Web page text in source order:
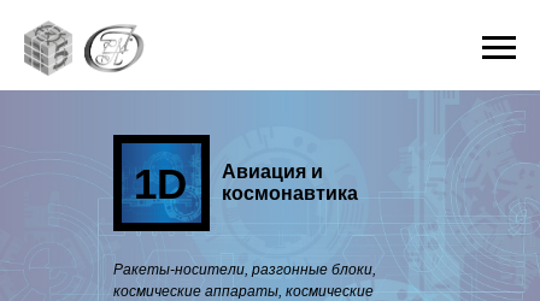
1D
Ракеты-носители, разгонные блоки,
космические аппараты, космические
Авиация и
космонавтика